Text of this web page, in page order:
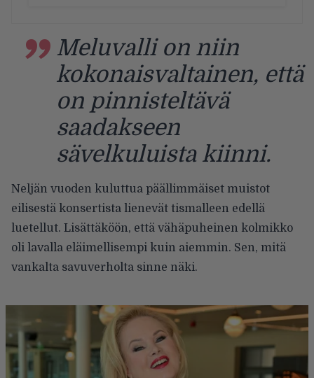
Meluvalli on niin
kokonaisvaltainen, että
on pinnisteltävä
saadakseen
sävelkuluista kiinni.
Neljän vuoden kuluttua päällimmäiset muistot
eilisestä konsertista lienevät tismalleen edellä
luetellut. Lisättäköön, että vähäpuheinen kolmikko
oli lavalla eläimellisempi kuin aiemmin. Sen, mitä
vankalta savuverholta sinne näki.